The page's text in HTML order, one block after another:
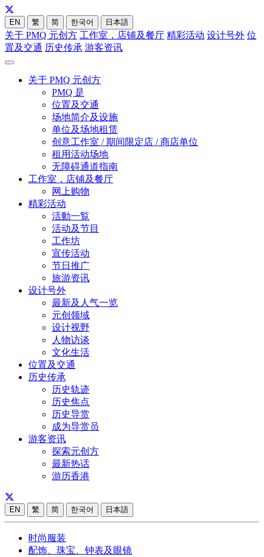
EN 繁 简 한국어 日本語
关于 PMQ 元创方 工作室，店铺及餐厅 精彩活动 设计号外 位
置及交通 历史传承 游客资讯
关于 PMQ 元创方
PMQ 是
位置及交通
场地简介及设施
单位及场地租赁
创意工作室 / 期间限定店 / 商店单位
租用活动场地
无障碍通道指南
工作室，店铺及餐厅
网上购物
精彩活动
活動一覧
活动及节目
工作坊
宣传活动
节日推广
旅游资讯
设计号外
最新及人气一览
元创领域
设计视野
人物访谈
文化生活
位置及交通
历史传承
历史轨迹
历史焦点
历史导赏
成为导赏员
游客资讯
探索元创方
最新热话
游历香港
EN 繁 简 한국어 日本語
时尚服装
配饰、珠宝、钟表及眼镜